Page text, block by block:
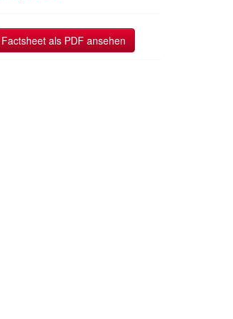
Factsheet als PDF ansehen